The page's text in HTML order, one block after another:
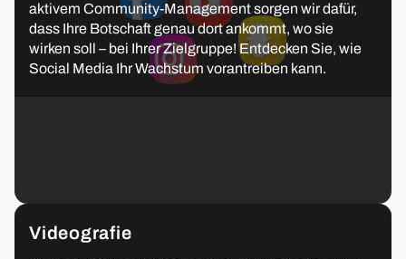
aktivem Community-Management sorgen wir dafür,
dass Ihre Botschaft genau dort ankommt, wo sie
wirken soll – bei Ihrer Zielgruppe! Entdecken Sie, wie
Social Media Ihr Wachstum vorantreiben kann.
Videografie